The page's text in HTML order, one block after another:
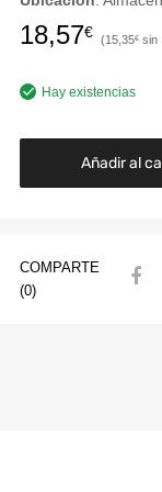
18,57€ 15,35€
Hay existencias
Añadir al
COMPARTE
(0)